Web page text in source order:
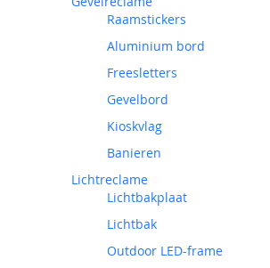
Raamstickers
Aluminium bord
Freesletters
Gevelbord
Kioskvlag
Banieren
Lichtreclame
Lichtbakplaat
Lichtbak
Outdoor LED-frame